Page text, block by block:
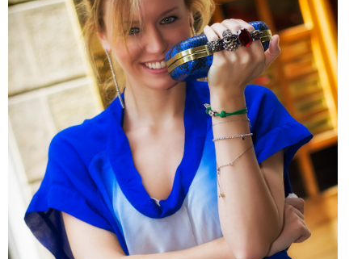
BEAUTY
TRAVEL
PARTIES
CELEB
VIDEO
PRESS
CONTACT